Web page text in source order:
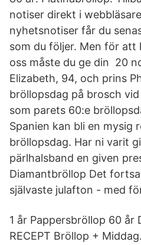
notiser direkt i
nyhetsnotiser får du
som du följer. Men för att
oss måste du ge din 20
Elizabeth, 94, och prins
bröllopsdag på brosch
som parets 60:e
Spanien kan bli en mysig
bröllopsdag. Har ni varit
pärlhalsband en given
Diamantbröllop Det
självaste julafton - med
1 år Pappersbröllop 60 år
RECEPT Bröllop +